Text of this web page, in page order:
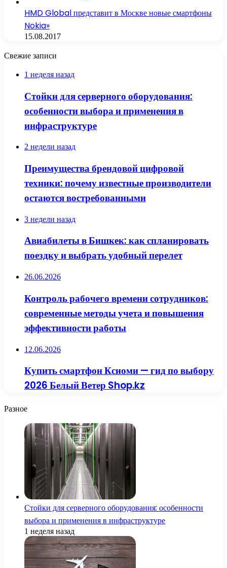
HMD Global представит в Москве новые смартфоны
Nokia»
15.08.2017
Свежие записи
1 неделя назад
Стойки для серверного оборудования:
особенности выбора и применения в
инфраструктуре
2 недели назад
Преимущества брендовой цифровой
техники: почему известные производители
остаются востребованными
3 недели назад
Авиабилеты в Бишкек: как спланировать
поездку и выбрать удобный перелет
26.06.2026
Контроль рабочего времени сотрудников:
современные методы учета и повышения
эффективности работы
12.06.2026
Купить смартфон Ксиоми — гид по выбору
2026 Белый Ветер Shop.kz
Разное
Стойки для серверного оборудования: особенности
выбора и применения в инфраструктуре
1 неделя назад